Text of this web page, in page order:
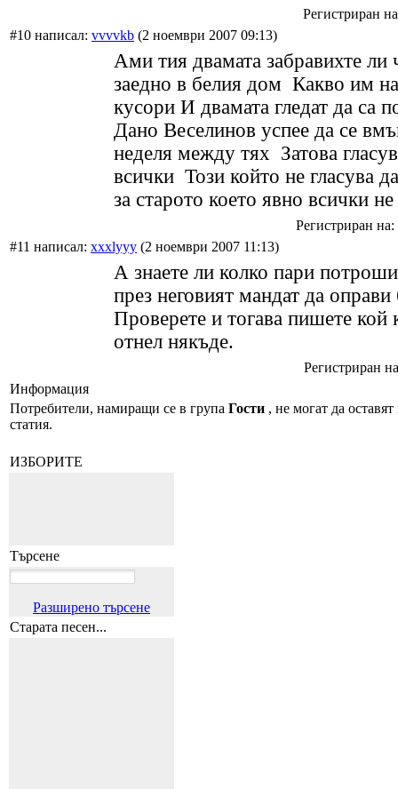
Регистриран
#10 написал: vvvvkb (2 ноември 2007 09:13)
Ами тия двамата забравихте ли
заедно в белия дом Какво им
кусори И двамата гледат да са
Дано Веселинов успее да се
неделя между тях Затова
всички Този който не гласува
за старото което явно всички
Регистриран
#11 написал: xxxlyyy (2 ноември 2007 11:13)
А знаете ли колко пари
през неговият мандат да оправи
Проверете и тогава пишете кой
отнел някъде.
Регистриран
Информация
Потребители, намиращи се в група Гости , не могат да
статия.
ИЗБОРИТЕ
Търсене
Разширено търсене
Старата песен...